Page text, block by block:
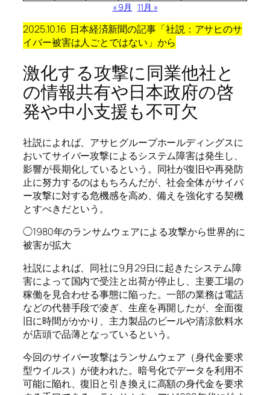
« 9月
11月 »
2025.10.16 日本経済新聞の記事「社説：アサヒのサ
イバー被害は人ごとではない」から
激化する攻撃に同業他社と
の情報共有や日本政府の啓
発や中小支援も不可欠
社説によれば、アサヒグループホールディングスに
おいてサイバー攻撃によるシステム障害は発生し、
影響が長期化しているという。同社が復旧や再発防
止に努力するのはもちろんだが、社会全体がサイバ
ー攻撃に対する危機感を高め、備えを強化する契機
とすべきだという。
◯1980年のランサムウェアによる攻撃から世界的に
被害が拡大
社説によれば、同社に9月29日に起きたシステム障
害によって国内で受注と出荷が停止し、主要工場の
稼働を見合わせる事態に陥った。一部の業務は電話
などの代替手段で凌ぎ、生産を再開したが、全面復
旧に時間がかかり、主力製品のビールや清涼飲料水
が店頭で品薄となっているという。
今回のサイバー攻撃はランサムウェア（身代金要求
型ウイルス）が使われた。暗号化でデータを利用不
可能に陥れ、復旧と引き換えに高額の身代金を要求